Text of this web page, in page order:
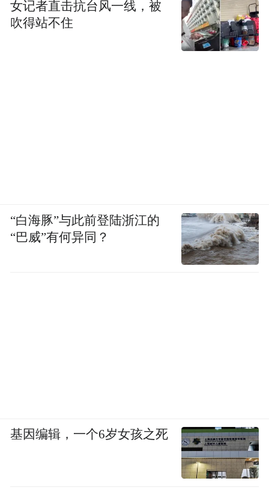
女记者直击抗台风一线，被
吹得站不住
“白海豚”与此前登陆浙江的
“巴威”有何异同？
基因编辑，一个6岁女孩之死